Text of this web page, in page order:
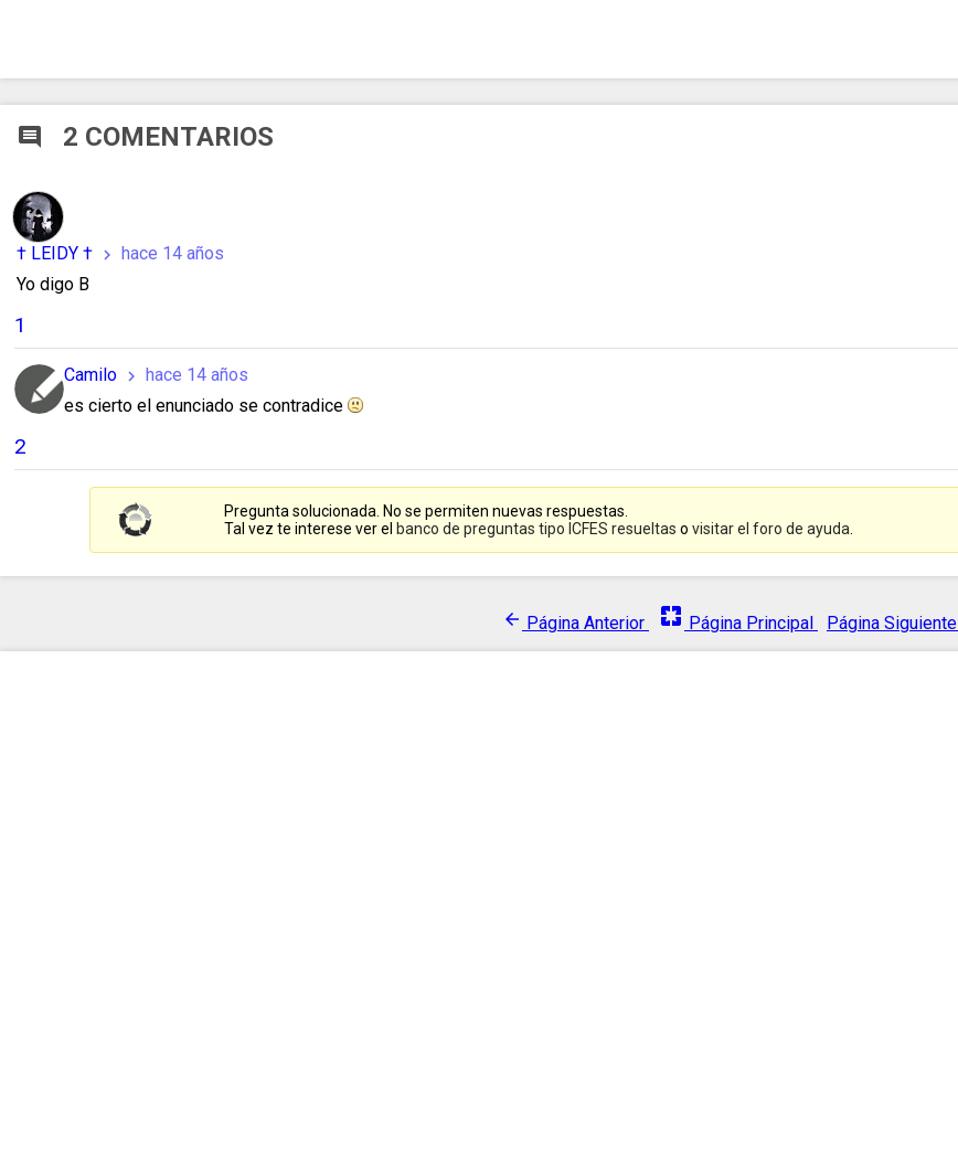
comment 2 COMENTARIOS
† LEIDY † chevron_right hace 14 años
Yo digo B
1
Camilo chevron_right hace 14 años
es cierto el enunciado se contradice
2
Pregunta solucionada. No se permiten nuevas respuestas.
Tal vez te interese ver el banco de preguntas tipo ICFES resueltas o visitar el foro de ayuda
arrow_back Página Anterior pages Página Principal Página Siguiente